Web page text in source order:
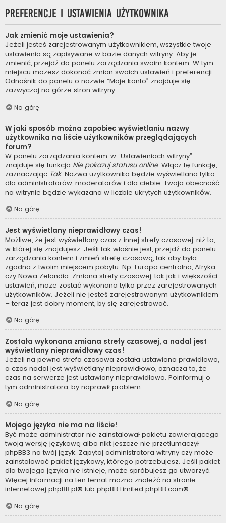
Preferencje i ustawienia użytkownika
Jak zmienić moje ustawienia?
Jeżeli jesteś zarejestrowanym użytkownikiem, wszystkie twoje
ustawienia są zapisywane w bazie danych witryny. Aby je
zmienić, przejdź do panelu zarządzania swoim kontem. W tym
miejscu możesz dokonać zmian swoich ustawień i preferencji.
Odnośnik do panelu o nazwie “Moje konto” znajduje się
zazwyczaj na górze stron witryny.
Na górę
W jaki sposób można zapobiec wyświetlaniu nazwy
użytkownika na liście użytkowników przeglądających
forum?
W panelu zarządzania kontem, w “Ustawieniach witryny”
znajduje się funkcja Nie pokazuj statusu online. Włącz tę funkcję,
zaznaczając Tak. Nazwa użytkownika będzie wyświetlana tylko
dla administratorów, moderatorów i dla ciebie. Twoja obecność
na witrynie będzie wykazana w liczbie ukrytych użytkowników.
Na górę
Jest wyświetlany nieprawidłowy czas!
Możliwe, że jest wyświetlany czas z innej strefy czasowej, niż ta,
w której się znajdujesz. Jeśli tak właśnie jest, przejdź do panelu
zarządzania kontem i zmień strefę czasową, tak aby była
zgodna z twoim miejscem pobytu. Np. Europa centralna, Afryka,
czy Nowa Zelandia. Zmiana strefy czasowej, tak jak i większości
ustawień, może zostać wykonana tylko przez zarejestrowanych
użytkowników. Jeżeli nie jesteś zarejestrowanym użytkownikiem
– teraz jest dobry moment, by się zarejestrować.
Na górę
Została wykonana zmiana strefy czasowej, a nadal jest
wyświetlany nieprawidłowy czas!
Jeżeli na pewno strefa czasowa została ustawiona prawidłowo,
a czas nadal jest wyświetlany nieprawidłowo, oznacza to, że
czas na serwerze jest ustawiony nieprawidłowo. Poinformuj o
tym administratora, by naprawił problem.
Na górę
Mojego języka nie ma na liście!
Być może administrator nie zainstalował pakietu zawierającego
twoją wersję językową albo nikt jeszcze nie przetłumaczył
phpBB3 na twój język. Zapytaj administratora witryny czy może
zainstalować pakiet językowy, którego potrzebujesz. Jeśli pakiet
dla twojego języka nie istnieje, może spróbujesz go utworzyć.
Więcej informacji na ten temat można znaleźć na stronie
internetowej phpBB.pl® lub phpBB Limited phpBB.com®
Na górę